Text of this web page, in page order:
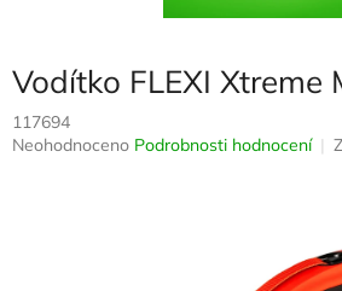
Vodítko FLEXI Xtreme
117694
Průměrné
Neohodnoceno Podrobnosti hodnocení